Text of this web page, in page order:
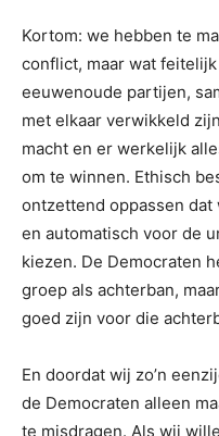
Kortom: we hebben te
conflict, maar wat
eeuwenoude partijen,
met elkaar verwikkeld
macht en er werkelijk
om te winnen. Ethisch
ontzettend oppassen
en automatisch voor de
kiezen. De Democraten
groep als achterban,
goed zijn voor die
En doordat wij zo’n
de Democraten alleen
te misdragen. Als wij